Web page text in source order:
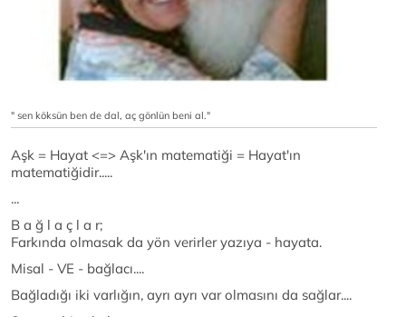
" sen köksün ben de dal, aç gönlün beni al."
Aşk = Hayat <=> Aşk'ın matematiği = Hayat'ın
matematiğidir.....
...
B a ğ l a ç l a r;
Farkında olmasak da yön verirler yazıya - hayata.
Misal - VE - bağlacı....
Bağladığı iki varlığın, ayrı ayrı var olmasını da sağlar....